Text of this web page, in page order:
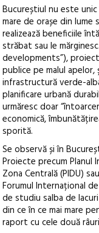
Bucureștiul nu este
mare de orașe din
realizează beneficiile
străbat sau le
developments”),
publice pe malul
infrastructură verde-
planificare urbană
urmăresc doar
economică,
sporită.
Se observă și în
Proiecte precum
Zona Centrală (PIDU)
Forumul Internațional
de studiu salba de
din ce în ce mai mare
raport cu cele două